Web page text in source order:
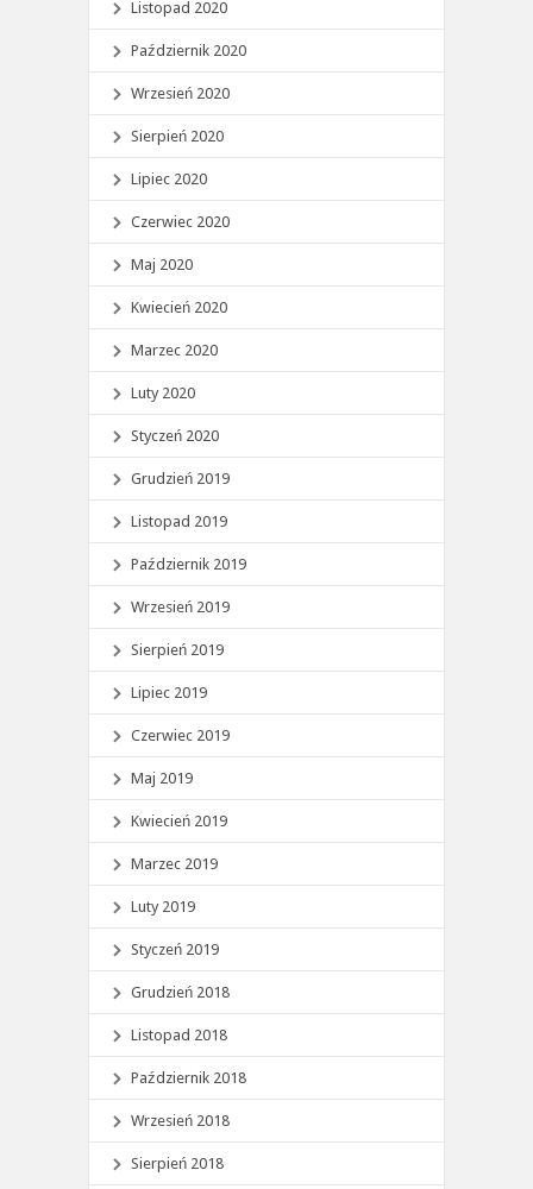
Listopad 2020
Październik 2020
Wrzesień 2020
Sierpień 2020
Lipiec 2020
Czerwiec 2020
Maj 2020
Kwiecień 2020
Marzec 2020
Luty 2020
Styczeń 2020
Grudzień 2019
Listopad 2019
Październik 2019
Wrzesień 2019
Sierpień 2019
Lipiec 2019
Czerwiec 2019
Maj 2019
Kwiecień 2019
Marzec 2019
Luty 2019
Styczeń 2019
Grudzień 2018
Listopad 2018
Październik 2018
Wrzesień 2018
Sierpień 2018